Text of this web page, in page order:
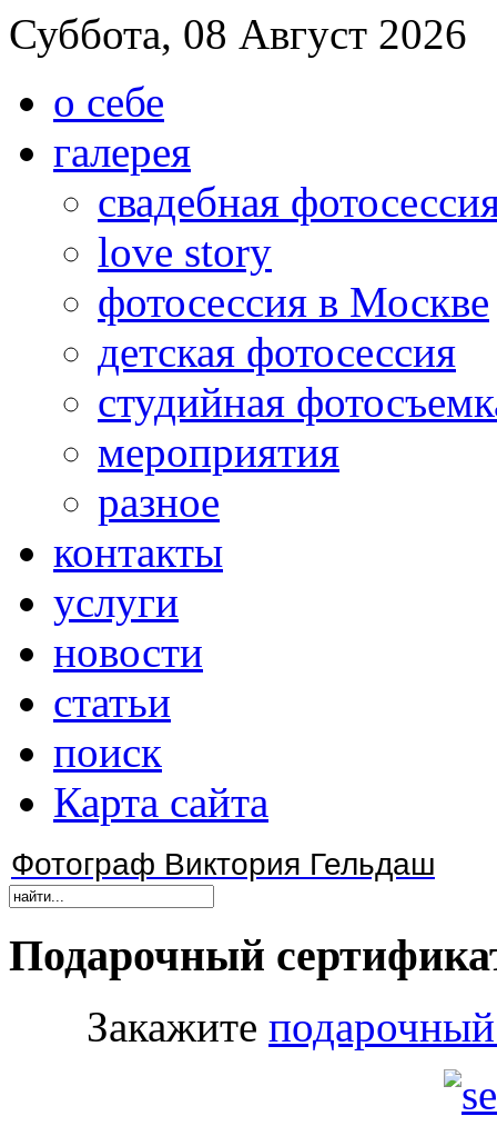
Суббота, 08 Август 2026
о себе
галерея
свадебная
love story
фотосессия в Москве
детская фотосессия
студийная
мероприятия
разное
контакты
услуги
новости
статьи
поиск
Карта сайта
Фотограф Виктория Гельдаш
Подарочный
Закажите